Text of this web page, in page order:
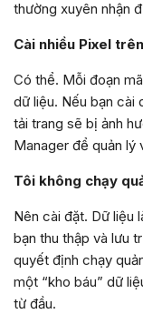
thường xuyên nhận
Cài nhiều Pixel
Có thể. Mỗi đoạn
dữ liệu. Nếu bạn cài
tải trang sẽ bị ảnh
Manager để quản lý
Tôi không chạy
Nên cài đặt. Dữ liệu
bạn thu thập và lưu
quyết định chạy
một “kho báu” dữ
từ đầu.